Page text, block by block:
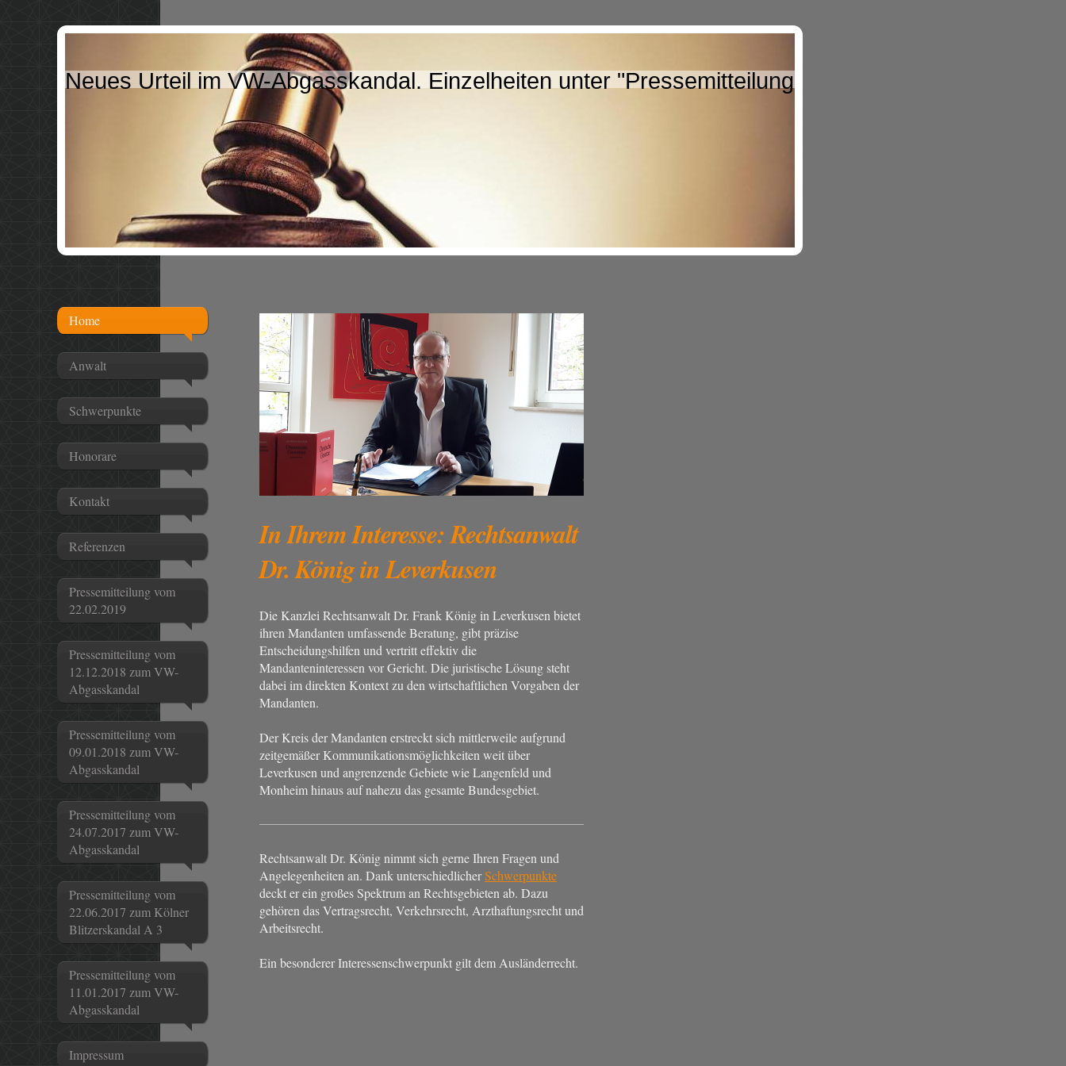
Neues Urteil im VW-Abgasskandal. Einzelheiten unter "Pressemitteilung".
Home
Anwalt
Schwerpunkte
Honorare
Kontakt
Referenzen
Pressemitteilung vom
22.02.2019
Pressemitteilung vom
12.12.2018 zum VW-
Abgasskandal
Pressemitteilung vom
09.01.2018 zum VW-
Abgasskandal
Pressemitteilung vom
24.07.2017 zum VW-
Abgasskandal
Pressemitteilung vom
22.06.2017 zum Kölner
Blitzerskandal A 3
Pressemitteilung vom
11.01.2017 zum VW-
Abgasskandal
Impressum
In Ihrem Interesse: Rechtsanwalt
Dr. König in Leverkusen
Die Kanzlei Rechtsanwalt Dr. Frank König in Leverkusen bietet
ihren Mandanten umfassende Beratung, gibt präzise
Entscheidungshilfen und vertritt effektiv die
Mandanteninteressen vor Gericht. Die juristische Lösung steht
dabei im direkten Kontext zu den wirtschaftlichen Vorgaben der
Mandanten.
Der Kreis der Mandanten erstreckt sich mittlerweile aufgrund
zeitgemäßer Kommunikationsmöglichkeiten weit über
Leverkusen und angrenzende Gebiete wie Langenfeld und
Monheim hinaus auf nahezu das gesamte Bundesgebiet.
Rechtsanwalt Dr. König nimmt sich gerne Ihren Fragen und
Angelegenheiten an. Dank unterschiedlicherSchwerpunkte
deckt er ein großes Spektrum an Rechtsgebieten ab. Dazu
gehören das Vertragsrecht, Verkehrsrecht, Arzthaftungsrecht und
Arbeitsrecht.
Ein besonderer Interessenschwerpunkt gilt dem Ausländerrecht.